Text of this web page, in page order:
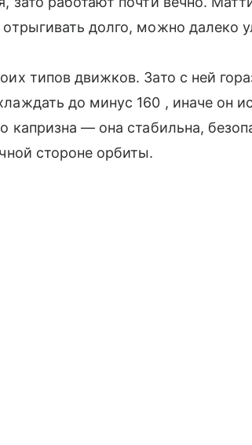
долго, можно далеко
типов движков. Зато с ней
до минус 160 , иначе он
капризна — она стабильна,
стороне орбиты.